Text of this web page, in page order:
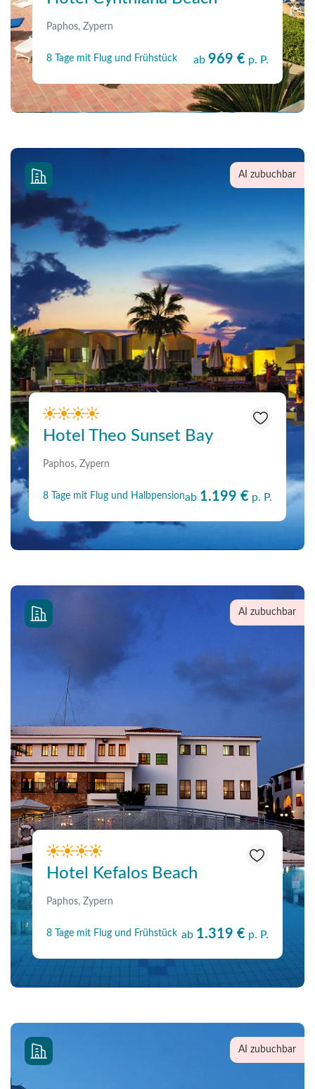
Paphos, Zypern
8 Tage mit Flug und Frühstück ab 969 € p. P.
AI zubuchbar
Hotel Theo Sunset Bay
Paphos, Zypern
8 Tage mit Flug und Halbpensionab 1.199 € p. P.
AI zubuchbar
Hotel Kefalos Beach
Paphos, Zypern
8 Tage mit Flug und Frühstück ab 1.319 € p. P.
AI zubuchbar